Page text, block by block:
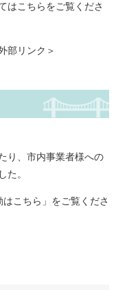
はこちらをご覧くださ
部リンク＞
り、市内事業者様への
た。
こちら」をご覧くださ